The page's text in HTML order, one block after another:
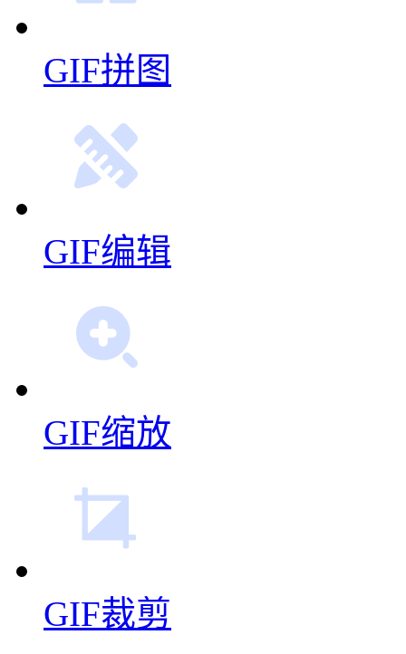
GIF拼图
GIF编辑
GIF缩放
GIF裁剪